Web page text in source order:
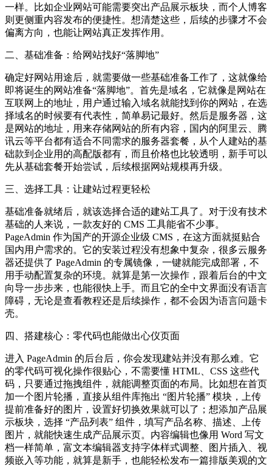
一样。比如企业网站可能需要突出产品展示板块，而个人博客
则更侧重内容发布的便捷性。想清楚这些，后续的步骤才不会
偏离方向，也能让网站真正发挥作用。
二、基础准备：给网站找好“落脚地”
确定好网站用途后，就需要做一些基础准备工作了，这就像给
即将诞生的网站准备“落脚地”。首先是域名，它就像是网站在
互联网上的地址，用户通过输入域名就能找到你的网站，在选
择域名的时候要有代表性，简单易记最好。然后是服务器，这
是网站的地址，用来存储网站的所有内容，国内的阿里云、腾
讯云等平台都有适合不同需求的服务器套餐，从个人建站的基
础款到企业用的高配版都有，而且价格也比较透明，新手可以
先从基础套餐开始尝试，后续根据网站规模再升级。
三、选择工具：让建站过程更轻松
基础准备就绪后，就该选择合适的建站工具了。对于没有技术
基础的人来说，一款友好的 CMS 工具能省不少事。
PageAdmin 作为国产的开源企业级 CMS，在这方面就挺贴合
国内用户需求的。它的安装过程没有想象中复杂，很多云服务
器还提供了 PageAdmin 的专属镜像，一键就能完成部署，不
用手动配置复杂的环境。就算是第一次操作，跟着后台的中文
向导一步步来，也能很快上手。而且它的全中文界面没有语言
障碍，无论是查看教程还是后续操作，都不会因为语言问题卡
壳。
四、搭建核心：零代码也能做出心仪页面
进入 PageAdmin 的后台后，你会发现建站并没有那么难。它
的零代码可视化操作很贴心，不需要懂 HTML、CSS 这些代
码，只要通过拖拽组件，就能调整页面的布局。比如想在首页
加一个图片轮播，直接从组件库拖出 “图片轮播” 模块，上传
提前准备好的图片，设置好切换效果就可以了；想添加产品展
示板块，选择 “产品列表” 组件，填写产品名称、描述、上传
图片，就能快速生成产品展示页。内容编辑也像用 Word 写文
档一样简单，富文本编辑器支持字体样式调整、图片插入、视
频嵌入等功能，就算是新手，也能轻松发布一篇排版美观的文